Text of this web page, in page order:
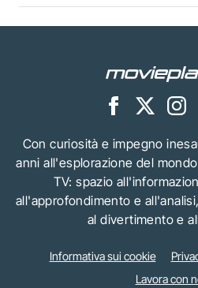
Con curiosità e impegno
anni all'esplorazione del
TV: spazio
all'approfondimento e
al divertimento e
Informativa sui cookie
Lavora con